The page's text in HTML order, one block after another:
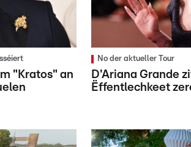
"Kratos" an
No der aktueller Tour
D'Ariana Grande
Ëffentlechkeet